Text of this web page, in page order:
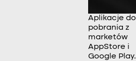
Aplikacje do
pobrania z
marketów
AppStore i
Google Play.